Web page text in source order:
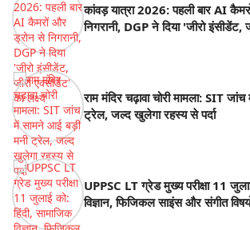
कांवड़ यात्रा 2026: पहली बार AI
निगरानी, DGP ने दिया 'जीरो इंसीडेंट,
राम मंदिर चढ़ावा चोरी मामला: SIT
ट्रेल, जल्द खुलेगा रहस्य से पर्दा
UPPSC LT ग्रेड मुख्य परीक्षा 11
विज्ञान, फिजिकल साइंस और संगीत विषयों